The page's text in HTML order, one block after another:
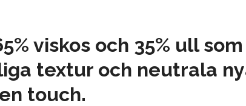
viskos och 35% ull
textur och neutrala
touch.